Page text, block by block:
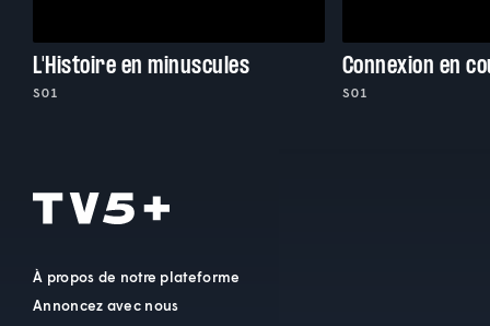
L'Histoire en minuscules
S01
Connexion en
S01
À propos de notre plateforme
Annoncez avec nous